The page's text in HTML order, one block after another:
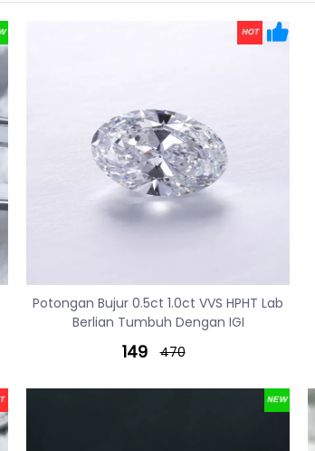
Potongan Bujur 0.5ct 1.0ct VVS HPHT Lab
Berlian Tumbuh Dengan IGI
149 470